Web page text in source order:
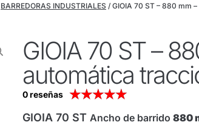
BARREDORAS INDUSTRIALES / GIOIA 70 ST – 880 mm
GIOIA 70 ST –
automática
0 reseñas ★★★★★
GIOIA 70 ST Ancho de barrido 880